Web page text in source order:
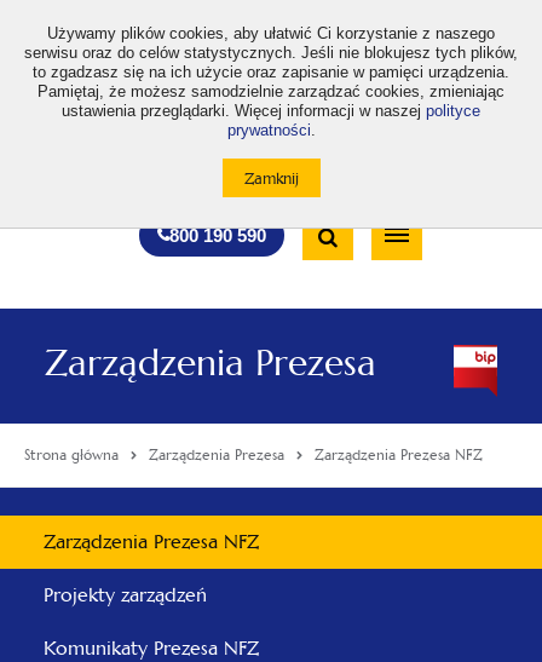
Używamy plików cookies, aby ułatwić Ci korzystanie z naszego
serwisu oraz do celów statystycznych. Jeśli nie blokujesz tych plików,
to zgadzasz się na ich użycie oraz zapisanie w pamięci urządzenia.
Pamiętaj, że możesz samodzielnie zarządzać cookies, zmieniając
ustawienia przeglądarki. Więcej informacji w naszej polityce
prywatności.
czcionkiczcionki
A
otwiera
nowej
Bezpłatna
infolinia
800 190 590 Wyszukiwarka
Otwórz
/
Zarządzenia Prezesa
Strona główna Zarządzenia Prezesa Zarządzenia Prezesa NFZ
Menu
Zarządzenia Prezesa NFZ
Projekty zarządzeń
Komunikaty Prezesa NFZ